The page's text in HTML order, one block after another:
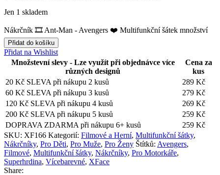
Jen 1 skladem
Nákrčník 🎞️ Ant-Man - Avengers ❤️ Multifunkční šátek množství
Přidat do košíku
Přidat na Wishlist
Množstevní slevy - Lze využít při objednávce více
různých designů
Cena za
kus
20 Kč SLEVA při nákupu 2 kusů
289 Kč
60 Kč SLEVA při nákupu 3 kusů
279 Kč
120 Kč SLEVA při nákupu 4 kusů
269 Kč
200 Kč SLEVA při nákupu 5 kusů
259 Kč
DOPRAVA ZDARMA při nákupu 6+ kusů
259 Kč
SKU: XF166 Kategorií: Filmové a Herní, Multifunkční šátky,
Nákrčníky, Pro Děti, Pro Muže, Pro Ženy Štítků: Avengers,
Filmové, Multifunkční šátky, Nákrčníky, Pro Motorkáře,
Superhrdina, Vícebarevné, XFace
Share: